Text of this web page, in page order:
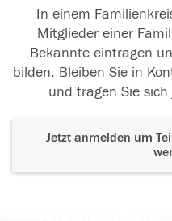
In einem
Mitglieder einer
Bekannte eintragen
bilden. Bleiben Sie in
und tragen Sie
Jetzt anmelden um